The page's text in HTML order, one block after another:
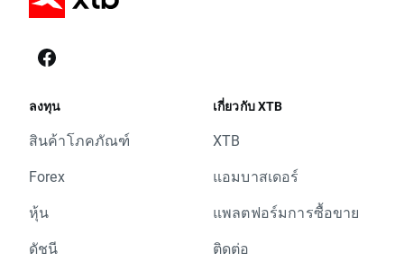
ลงทุน
สินค้าโภคภัณฑ์
Forex
หุ้น
ดัชนี
เกี่ยวกับ XTB
XTB
แอมบาสเดอร์
แพลตฟอร์มการซื้อขาย
ติดต่อ